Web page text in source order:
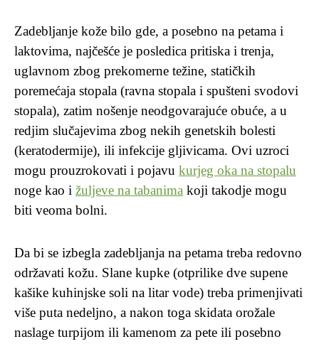
Zadebljanje kože bilo gde, a posebno na petama i
laktovima, najčešće je posledica pritiska i trenja,
uglavnom zbog prekomerne težine, statičkih
poremećaja stopala (ravna stopala i spušteni svodovi
stopala), zatim nošenje neodgovarajuće obuće, a u
redjim slučajevima zbog nekih genetskih bolesti
(keratodermije), ili infekcije gljivicama. Ovi uzroci
mogu prouzrokovati i pojavu kurjeg oka na stopalu
noge kao i žuljeve na tabanima koji takodje mogu
biti veoma bolni.
Da bi se izbegla zadebljanja na petama treba redovno
održavati kožu. Slane kupke (otprilike dve supene
kašike kuhinjske soli na litar vode) treba primenjivati
više puta nedeljno, a nakon toga skidata orožale
naslage turpijom ili kamenom za pete ili posebno